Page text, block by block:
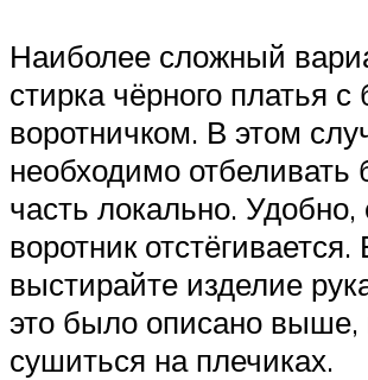
Наиболее сложный
стирка чёрного платья
воротничком. В этом
необходимо отбеливать
часть локально. Удобно,
воротник отстёгивается.
выстирайте изделие
это было описано выше,
сушиться на плечиках.